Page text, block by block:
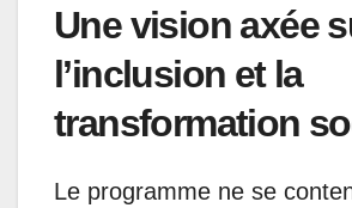
Une vision axée
l’inclusion et la
transformation
Le programme ne se